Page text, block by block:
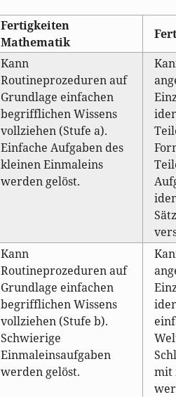
Fertigkeiten
Mathematik
Kann
Routineprozeduren auf
Grundlage einfachen
begrifflichen Wissens
vollziehen (Stufe a).
Einfache Aufgaben des
kleinen Einmaleins
werden gelöst.
Kann
Routineprozeduren auf
Grundlage einfachen
begrifflichen Wissens
vollziehen (Stufe b).
Schwierige
Einmaleinsaufgaben
werden gelöst.
mit